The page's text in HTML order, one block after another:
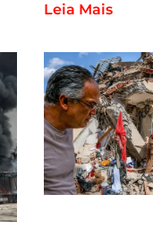
Leia Mais